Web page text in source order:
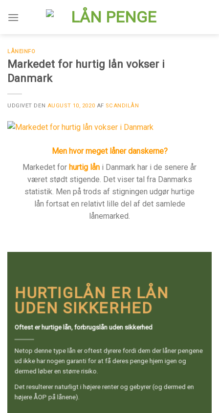
LÅNEINFO
Markedet for hurtig lån vokser i
Danmark
UDGIVET DEN AUGUST 10, 2020 AF SCANDILÅN
Men hvor meget låner danskerne?
Markedet for hurtig lån i Danmark har i de senere år
været stødt stigende. Det viser tal fra Danmarks
statistik. Men på trods af stigningen udgør hurtige
lån fortsat en relativt lille del af det samlede
lånemarked.
HURTIGLÅN ER LÅN
UDEN SIKKERHED
Oftest er hurtige lån, forbrugslån uden sikkerhed
Netop denne type lån er oftest dyrere fordi dem der låner pengene
ud ikke har nogen garanti for at få deres penge hjem igen og
dermed løber en større risiko.
Det resulterer naturligt i højere renter og gebyrer (og dermed en
højere ÅOP på lånene).